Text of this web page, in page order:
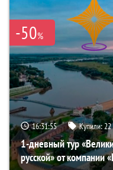
-50%
16:31:54 Купили:22
1-дневный тур
русской» от компании